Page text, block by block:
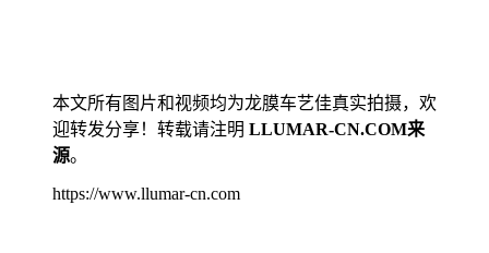
本文所有图片和视频均为龙膜车艺佳真实拍摄，欢
迎转发分享！转载请注明 LLUMAR-CN.COM来
源。
https://www.llumar-cn.com